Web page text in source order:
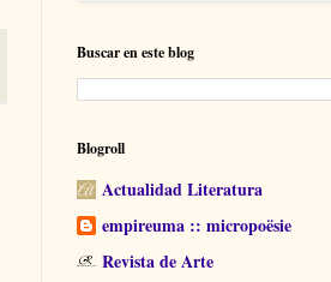
Buscar en este blog
Blogroll
Actualidad Literatura
empireuma :: micropoësie
Revista de Arte